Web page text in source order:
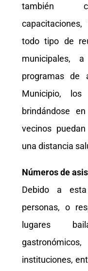
también
todo tipo de
municipales,
programas de
Municipio, los
brindándose
vecinos
una distancia
Números de
Debido a
personas, o
lugares
instituciones,